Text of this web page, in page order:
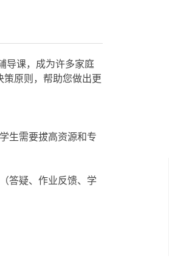
导课，成为许多家庭
策原则，帮助您做出更
生需要拔高资源和专
答疑、作业反馈、学